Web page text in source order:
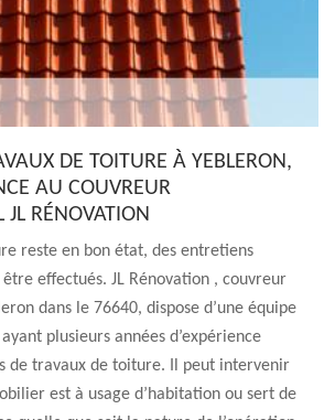
DE TOITURE À YEBLERON,
AU COUVREUR
JL RÉNOVATION
reste en bon état, des entretiens
effectués. JL Rénovation , couvreur
dans le 76640, dispose d’une équipe
plusieurs années d’expérience
de travaux de toiture. Il peut intervenir
est à usage d’habitation ou sert de